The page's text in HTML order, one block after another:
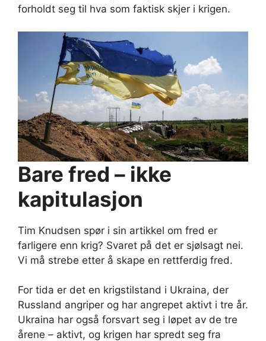
forholdt seg til hva som faktisk skjer i krigen.
Bare fred – ikke
kapitulasjon
Tim Knudsen spør i sin artikkel om fred er
farligere enn krig? Svaret på det er sjølsagt nei.
Vi må strebe etter å skape en rettferdig fred.
For tida er det en krigstilstand i Ukraina, der
Russland angriper og har angrepet aktivt i tre år.
Ukraina har også forsvart seg i løpet av de tre
årene – aktivt, og krigen har spredt seg fra